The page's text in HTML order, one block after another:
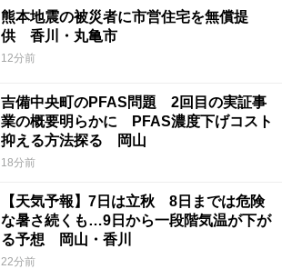
熊本地震の被災者に市営住宅を無償提
供 香川・丸亀市
12分前
吉備中央町のPFAS問題 2回目の実証事
業の概要明らかに PFAS濃度下げコスト
抑える方法探る 岡山
18分前
【天気予報】7日は立秋 8日までは危険
な暑さ続くも…9日から一段階気温が下が
る予想 岡山・香川
22分前